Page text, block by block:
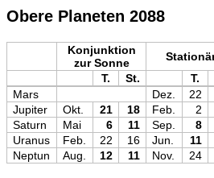
Obere Planeten 2088
Konjunktion
zur Sonne
T.
St. T.
Mars
Dez. 22
Jupiter
Okt. 21 18 Feb. 2
Saturn
Mai 6 11 Sep. 8
Uranus
Feb. 22 16 Jun. 11
Neptun
Aug. 12 11 Nov. 24